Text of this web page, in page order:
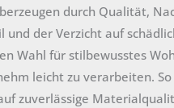
durch Qualität,
und der Verzicht auf
Wahl für stilbewusstes
leicht zu verarbeiten.
zuverlässige